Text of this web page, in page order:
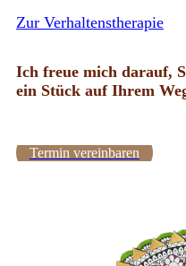
Zur Verhaltenstherapie
Ich freue mich darauf,
ein Stück auf Ihrem
Termin vereinbaren